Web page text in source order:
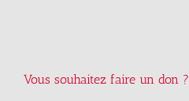
Vous souhaitez faire un don ?